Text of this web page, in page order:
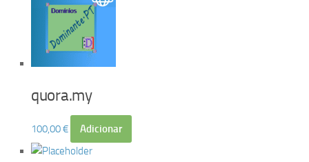
quora.my
100,00€ Adicionar